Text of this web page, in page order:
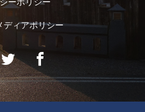
ーポリシー
ディアポリシー